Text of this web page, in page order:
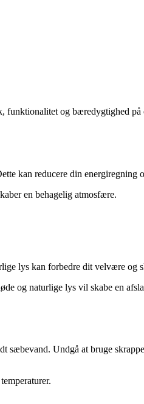
og bæredygtighed på
kan reducere din energiregning
en behagelig atmosfære.
lys kan forbedre dit velvære og
og naturlige lys vil skabe en
sæbevand. Undgå at bruge